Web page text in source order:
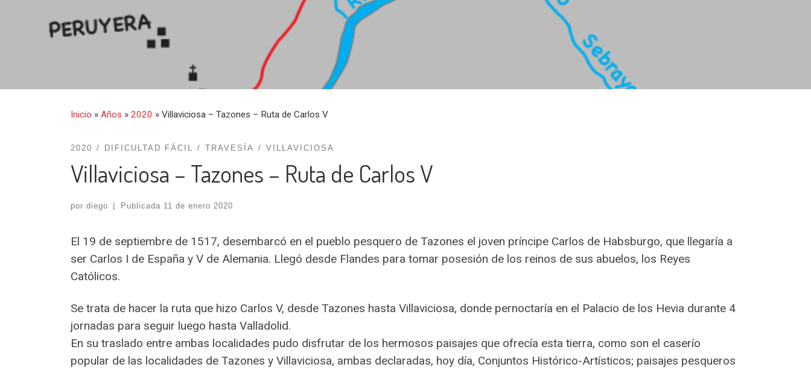
Inicio » Años » 2020 » Villaviciosa – Tazones – Ruta de Carlos V
2020 DIFICULTAD FÁCIL TRAVESÍA VILLAVICIOSA
Villaviciosa – Tazones – Ruta de Carlos V
por diego Publicada 11 de enero 2020
El 19 de septiembre de 1517, desembarcó en el pueblo pesquero de Tazones el joven príncipe Carlos de Habsburgo, que llegaría a
ser Carlos I de España y V de Alemania. Llegó desde Flandes para tomar posesión de los reinos de sus abuelos, los Reyes
Católicos.
Se trata de hacer la ruta que hizo Carlos V, desde Tazones hasta Villaviciosa, donde pernoctaría en el Palacio de los Hevia durante 4
jornadas para seguir luego hasta Valladolid.
En su traslado entre ambas localidades pudo disfrutar de los hermosos paisajes que ofrecía esta tierra, como son el caserío
popular de las localidades de Tazones y Villaviciosa, ambas declaradas, hoy día, Conjuntos Histórico-Artísticos; paisajes pesqueros